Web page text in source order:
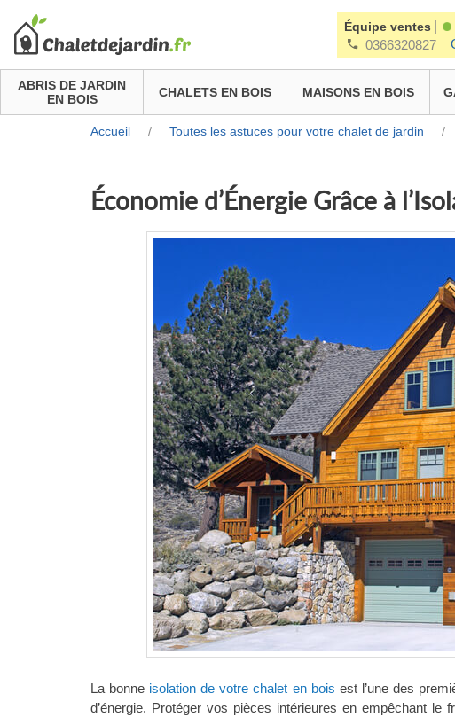
Équipe ventes
0366320827
ABRIS DE JARDIN
EN BOIS
CHALETS EN BOIS MAISONS EN BOIS
Accueil / Toutes les astuces pour votre chalet de jardin /
Économie d’Énergie Grâce à
La bonne isolation de votre chalet en bois est l’une des
d’énergie. Protéger vos pièces intérieures en empêchant